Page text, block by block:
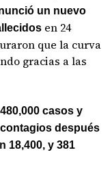
un nuevo
en 24
que la curva
gracias a las
casos y
después
18,400, y 381